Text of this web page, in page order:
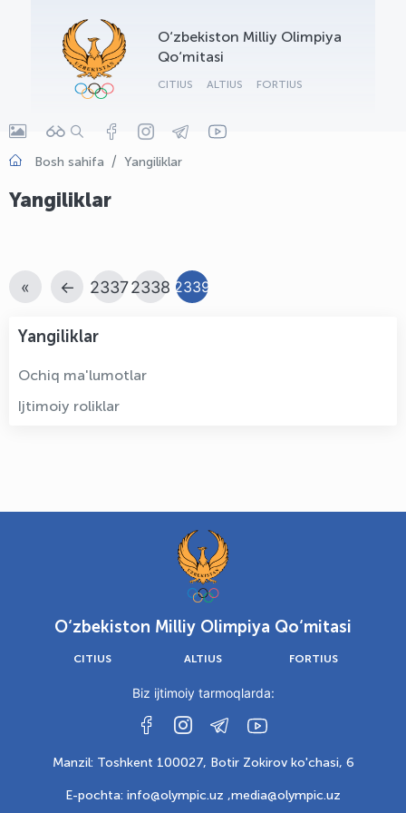
O‘zbekiston Milliy Olimpiya
Qo‘mitasi
CITIUS ALTIUS FORTIUS
Bosh sahifa Yangiliklar
Yangiliklar
« ← 23372338 2339
Yangiliklar
Ochiq ma'lumotlar
Ijtimoiy roliklar
O‘zbekiston Milliy Olimpiya Qo‘mitasi
CITIUS ALTIUS FORTIUS
Biz ijtimoiy tarmoqlarda:
Manzil: Toshkent 100027, Botir Zokirov ko'chasi, 6
E-pochta: info@olympic.uz ,media@olympic.uz
OLYMPCHIK AI - yordamchi
Onlayn · olympic.uz